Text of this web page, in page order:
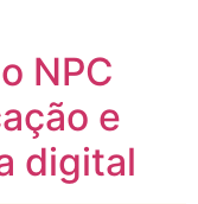
NPC
e
digital